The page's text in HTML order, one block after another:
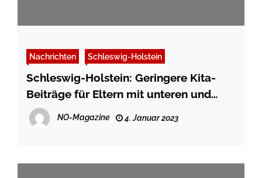
Nachrichten Schleswig-Holstein
Schleswig-Holstein: Geringere Kita-
Beiträge für Eltern mit unteren und
mittleren Einkommen
NO-Magazine 4. Januar 2023